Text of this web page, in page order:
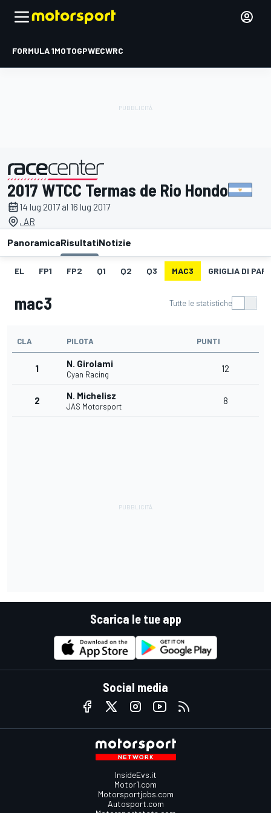
FORMULA 1MOTOGPWECWRC
presentato da
2017 WTCC Termas de Rio Hondo
14 lug 2017 al 16 lug 2017
, AR
PanoramicaRisultatiNotizie
EL FP1 FP2 Q1 Q2 Q3 MAC3 GRIGLIA DI
mac3 Tutte le statistiche
CLA PILOTA PUNTI
1 N. Girolami
Cyan Racing
12
2 N. Michelisz
JAS Motorsport
8
Scarica le tue app
Social media
InsideEvs.it
Motor1.com
Motorsportjobs.com
Autosport.com